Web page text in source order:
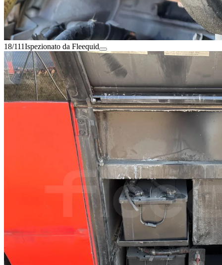
18/111Ispezionato da Fleequid